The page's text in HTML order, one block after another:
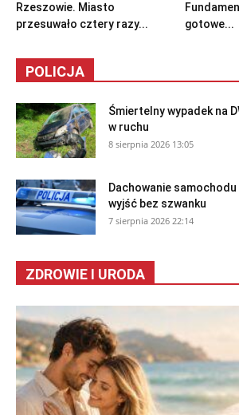
Rzeszowie. Miasto
przesuwało cztery razy...
gotowe...
POLICJA
Śmiertelny wypadek na
w ruchu
8 sierpnia 2026 13:05
Dachowanie samochodu
wyjść bez szwanku
7 sierpnia 2026 22:14
ZDROWIE I URODA